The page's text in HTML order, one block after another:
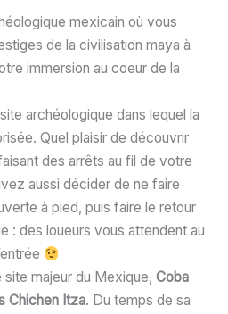
mexicain où vous
de la civilisation maya à
immersion au coeur de la
archéologique dans lequel la
Quel plaisir de découvrir
des arrêts au fil de votre
aussi décider de ne faire
à pied, puis faire le retour
: des loueurs vous attendent au
site majeur du Mexique, Coba
Chichen Itza. Du temps de sa